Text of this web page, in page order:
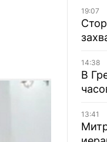
19:07
14:38
В
13:41